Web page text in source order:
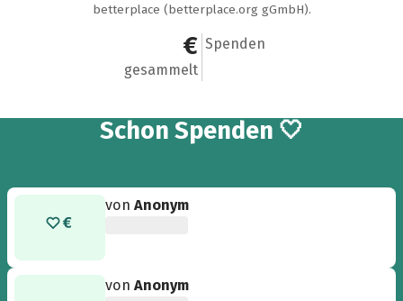
betterplace (betterplace.org gGmbH).
440 €
gesammelt
16
Spenden
Schon 16
Spenden 🤍
vonAnonym
vonAnonym